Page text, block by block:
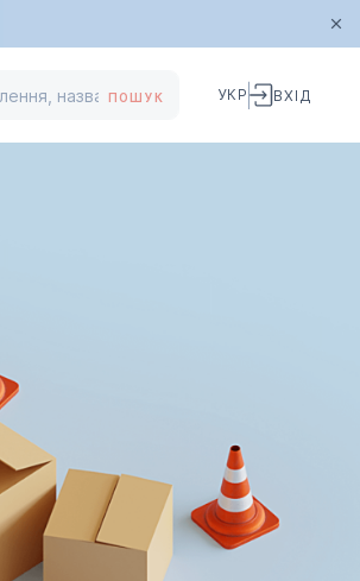
ПОШУК УКР ВХІД